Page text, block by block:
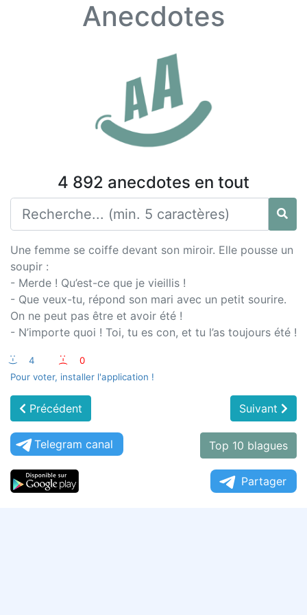
Anecdotes
4 892 anecdotes en tout
Une femme se coiffe devant son miroir. Elle pousse un
soupir :
- Merde ! Qu’est-ce que je vieillis !
- Que veux-tu, répond son mari avec un petit sourire.
On ne peut pas être et avoir été !
- N’importe quoi ! Toi, tu es con, et tu l’as toujours été !
:-) 4 :-(
0
Pour voter, installer l'application !
Précédent Suivant
Telegram canal Top 10 blagues
Partager